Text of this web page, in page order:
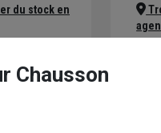
du stock en
Chausson